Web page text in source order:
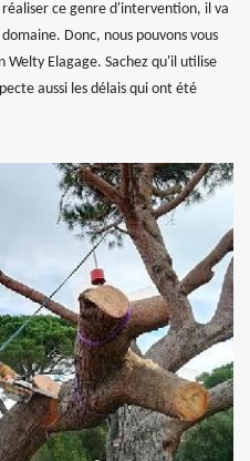
ce genre d'intervention, il va
Donc, nous pouvons vous
Elagage. Sachez qu'il utilise
aussi les délais qui ont été